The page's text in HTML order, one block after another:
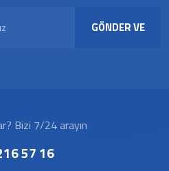
GÖNDER VE
Bizi 7/24 arayın
57 16